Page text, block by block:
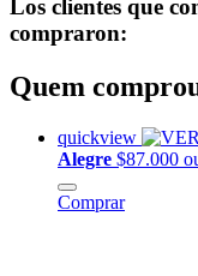
Los clientes que
compraron:
Quem
quickview
Alegre $87.000
Comprar